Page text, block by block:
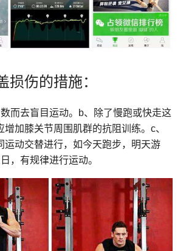
损伤的措施：
而去盲目运动。b、除了慢跑或快走这
增加膝关节周围肌群的抗阻训练。c、
运动交替进行，如今天跑步，明天游
，有规律进行运动。